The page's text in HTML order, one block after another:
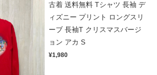
古着 送料無料 Tシャツ 長袖 デ
ィズニー プリント ロングスリ
ーブ 長袖T クリスマスバージ
ョン アカ S
¥1,980